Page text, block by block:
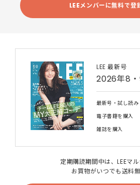
LEEメンバーに無料で登
LEE 最新号
2026年8
最新号・試し読み
電子書籍を購入
雑誌を購入
定期購読期間中は、LEEマ
お買物がいつでも送料無